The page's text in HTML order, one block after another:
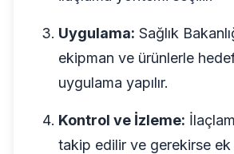
Uygulama: Sağlık
ekipman ve ürünlerle
uygulama yapılır.
Kontrol ve İzleme:
takip edilir ve gerekirse ek